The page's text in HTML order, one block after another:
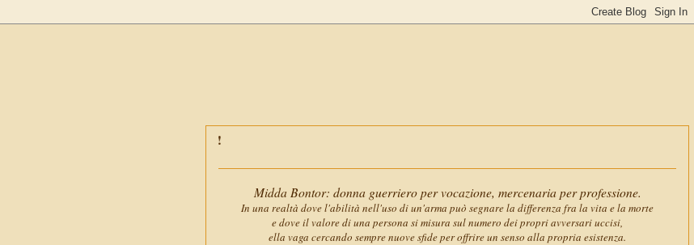
Midda Bontor: donna guerriero per vocazione, mercenaria per professione.
In una realtà dove l'abilità nell'uso di un'arma può segnare la differenza fra la vita e la morte
e dove il valore di una persona si misura sul numero dei propri avversari uccisi,
ella vaga cercando sempre nuove sfide per offrire un senso alla propria esistenza.